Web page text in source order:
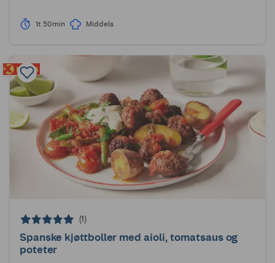
1t 50min Middels
(1)
Spanske kjøttboller med aioli, tomatsaus og
poteter